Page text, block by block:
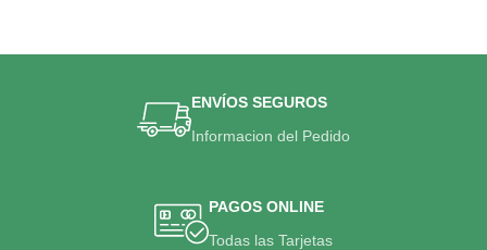
ENVÍOS SEGUROS
Informacion del Pedido
PAGOS ONLINE
Todas las Tarjetas